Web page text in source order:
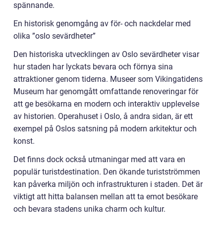
spännande.
En historisk genomgång av för- och nackdelar med
olika ”oslo sevärdheter”
Den historiska utvecklingen av Oslo sevärdheter visar
hur staden har lyckats bevara och förnya sina
attraktioner genom tiderna. Museer som Vikingatidens
Museum har genomgått omfattande renoveringar för
att ge besökarna en modern och interaktiv upplevelse
av historien. Operahuset i Oslo, å andra sidan, är ett
exempel på Oslos satsning på modern arkitektur och
konst.
Det finns dock också utmaningar med att vara en
populär turistdestination. Den ökande turistströmmen
kan påverka miljön och infrastrukturen i staden. Det är
viktigt att hitta balansen mellan att ta emot besökare
och bevara stadens unika charm och kultur.